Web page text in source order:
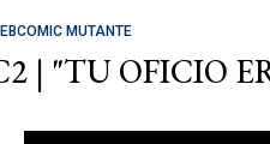
MUTANTE
| "TU OFICIO